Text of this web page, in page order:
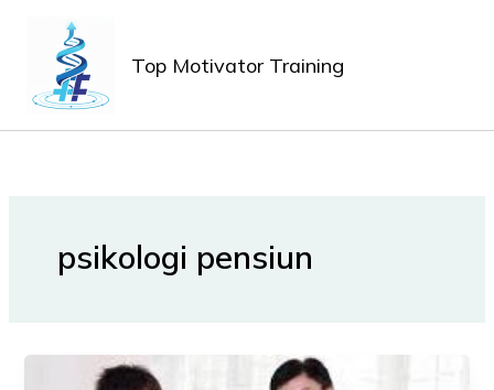
Top Motivator Training
psikologi pensiun